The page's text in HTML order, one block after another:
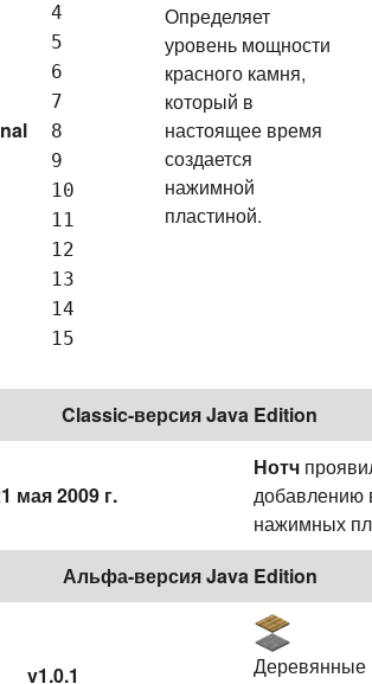
4
5
6
7
8
9
10
11
12
13
14
15
Определяет
уровень мощности
красного камня,
который в
настоящее время
создается
нажимной
пластиной.
Classic-версия Java Edition
мая 2009 г.
Нотч
добавлению
нажимных
Альфа-версия Java Edition
v1.0.1
Деревянные